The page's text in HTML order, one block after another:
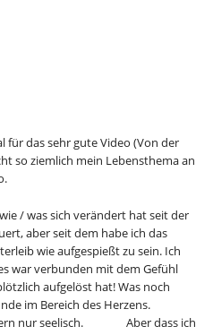
für das sehr gute Video (Von der
so ziemlich mein Lebensthema an
/ was sich verändert hat seit der
aber seit dem habe ich das
wie aufgespießt zu sein. Ich
war verbunden mit dem Gefühl
aufgelöst hat! Was noch
im Bereich des Herzens.
nur seelisch. Aber dass ich